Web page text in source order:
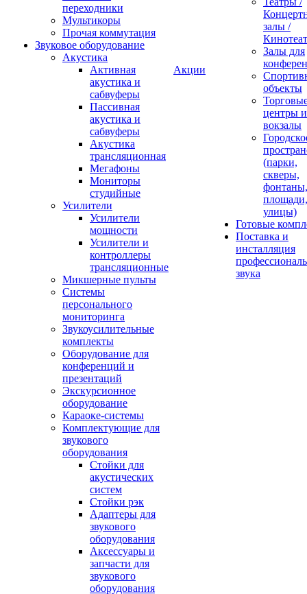
переходники
Мультикоры
Прочая коммутация
Звуковое оборудование
Акустика
Активная
акустика и
сабвуферы
Пассивная
акустика и
сабвуферы
Акустика
трансляционная
Мегафоны
Мониторы
студийные
Усилители
Усилители
мощности
Усилители и
контроллеры
трансляционные
Микшерные пульты
Системы
персонального
мониторинга
Звукоусилительные
комплекты
Оборудование для
конференций и
презентаций
Экскурсионное
оборудование
Караоке-системы
Комплектующие для
звукового
оборудования
Стойки для
акустических
систем
Стойки рэк
Адаптеры для
звукового
оборудования
Аксессуары и
запчасти для
звукового
оборудования
Акции
залы /
Залы для
объекты
центры и
вокзалы
(парки,
скверы,
фонтаны,
площади,
улицы)
Готовые
Поставка и
инсталляция
звука